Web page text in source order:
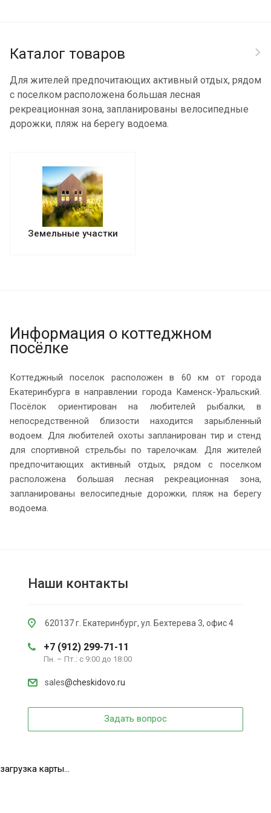
Каталог товаров
Для жителей предпочитающих активный отдых, рядом
с поселком расположена большая лесная
рекреационная зона, запланированы велосипедные
дорожки, пляж на берегу водоема.
Земельные участки
Информация о коттеджном
посёлке
Коттеджный поселок расположен в 60 км от города
Екатеринбурга в направлении города Каменск-Уральский.
Посёлок ориентирован на любителей рыбалки, в
непосредственной близости находится зарыбленный
водоем. Для любителей охоты запланирован тир и стенд
для спортивной стрельбы по тарелочкам. Для жителей
предпочитающих активный отдых, рядом с поселком
расположена большая лесная рекреационная зона,
запланированы велосипедные дорожки, пляж на берегу
водоема.
Наши контакты
620137 г. Екатеринбург, ул. Бехтерева 3, офис 4
+7 (912) 299-71-11
Пн. – Пт.: с 9:00 до 18:00
sales@cheskidovo.ru
Задать вопрос
загрузка карты...